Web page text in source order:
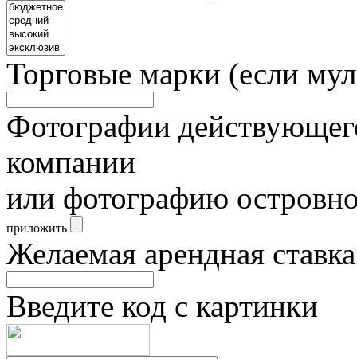
Торговые марки (если
Фотографии
компании
или фотографию
приложить
Желаемая арендная
Введите код с картинки